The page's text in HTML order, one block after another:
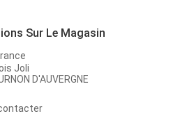
Sur Le Magasin
Joli
D'AUVERGNE